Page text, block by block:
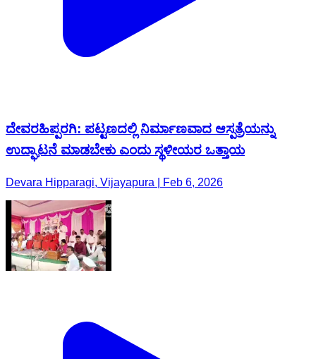
ದೇವರಹಿಪ್ಪರಗಿ: ಪಟ್ಟಣದಲ್ಲಿ ನಿರ್ಮಾಣವಾದ ಆಸ್ಪತ್ರೆಯನ್ನು
ಉದ್ಘಾಟನೆ ಮಾಡಬೇಕು‌ ಎಂದು ಸ್ಥಳೀಯರ ಒತ್ತಾಯ
Devara Hipparagi, Vijayapura | Feb 6, 2026